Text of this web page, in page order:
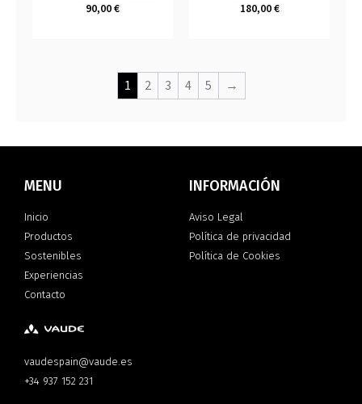
90,00€ 180,00€
1 2 3 4 5 →
MENU
Inicio
Productos
Sostenibles
Experiencias
Contacto
INFORMACIÓN
Aviso Legal
Política de privacidad
Política de Cookies
vaudespain@vaude.es
+34 937 152 231